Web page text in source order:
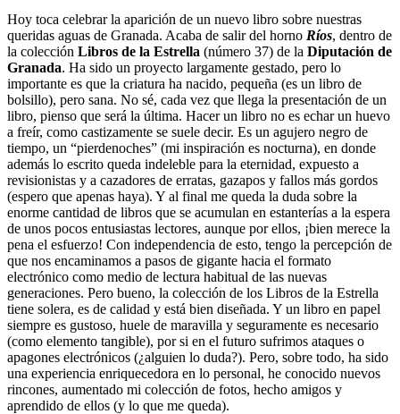
Hoy toca celebrar la aparición de un nuevo libro sobre nuestras
queridas aguas de Granada. Acaba de salir del horno Ríos, dentro de
la colección Libros de la Estrella (número 37) de la Diputación de
Granada. Ha sido un proyecto largamente gestado, pero lo
importante es que la criatura ha nacido, pequeña (es un libro de
bolsillo), pero sana. No sé, cada vez que llega la presentación de un
libro, pienso que será la última. Hacer un libro no es echar un huevo
a freír, como castizamente se suele decir. Es un agujero negro de
tiempo, un “pierdenoches” (mi inspiración es nocturna), en donde
además lo escrito queda indeleble para la eternidad, expuesto a
revisionistas y a cazadores de erratas, gazapos y fallos más gordos
(espero que apenas haya). Y al final me queda la duda sobre la
enorme cantidad de libros que se acumulan en estanterías a la espera
de unos pocos entusiastas lectores, aunque por ellos, ¡bien merece la
pena el esfuerzo! Con independencia de esto, tengo la percepción de
que nos encaminamos a pasos de gigante hacia el formato
electrónico como medio de lectura habitual de las nuevas
generaciones. Pero bueno, la colección de los Libros de la Estrella
tiene solera, es de calidad y está bien diseñada. Y un libro en papel
siempre es gustoso, huele de maravilla y seguramente es necesario
(como elemento tangible), por si en el futuro sufrimos ataques o
apagones electrónicos (¿alguien lo duda?). Pero, sobre todo, ha sido
una experiencia enriquecedora en lo personal, he conocido nuevos
rincones, aumentado mi colección de fotos, hecho amigos y
aprendido de ellos (y lo que me queda).